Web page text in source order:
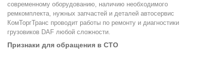
современному оборудованию, наличию необходимого
ремкомплекта, нужных запчастей и деталей автосервис
КомТоргТранс проводит работы по ремонту и диагностики
грузовиков DAF любой сложности.
Признаки для обращения в СТО